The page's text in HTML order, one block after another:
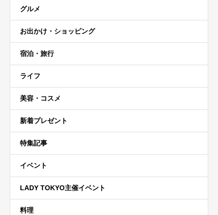
グルメ
お出かけ・ショッピング
宿泊・旅行
ライフ
美容・コスメ
新着プレゼント
特集記事
イベント
LADY TOKYO主催イベント
料理